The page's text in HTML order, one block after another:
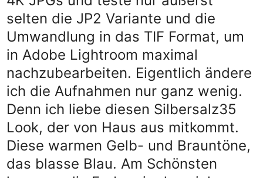
selten die JP2 Variante und die
Umwandlung in das TIF Format, um
in Adobe Lightroom maximal
nachzubearbeiten. Eigentlich ändere
ich die Aufnahmen nur ganz wenig.
Denn ich liebe diesen Silbersalz35
Look, der von Haus aus mitkommt.
Diese warmen Gelb- und Brauntöne,
das blasse Blau. Am Schönsten